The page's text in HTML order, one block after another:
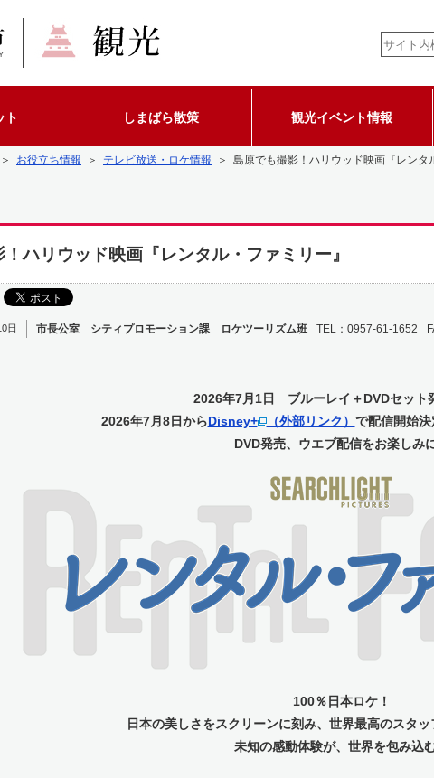
ト しまばら散策 観光イベント情報
＞ お役立ち情報 ＞ テレビ放送・ロケ情報 ＞ 島原でも撮影！ハリウッド映画『レンタ
ハリウッド映画『レンタル・ファミリー』
日 市長公室 シティプロモーション課 ロケツーリズム班 TEL：0957-61-1652
2026年7月1日 ブルーレイ＋DVDセット
2026年7月8日からDisney+ （外部リンク） で配信開始決
DVD発売、ウエブ配信をお楽しみ
100％日本ロケ！
日本の美しさをスクリーンに刻み、世界最高のスタ
未知の感動体験が、世界を包み込